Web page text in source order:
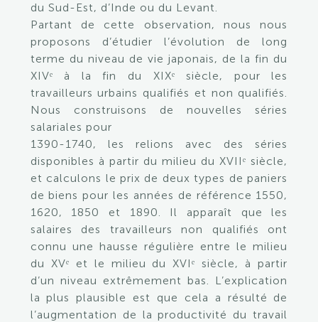
du Sud-Est, d’Inde ou du Levant.
Partant de cette observation, nous nous
proposons d’étudier l’évolution de long
terme du niveau de vie japonais, de la fin du
XIVᵉ à la fin du XIXᵉ siècle, pour les
travailleurs urbains qualifiés et non qualifiés.
Nous construisons de nouvelles séries
salariales pour
1390-1740, les relions avec des séries
disponibles à partir du milieu du XVIIᵉ siècle,
et calculons le prix de deux types de paniers
de biens pour les années de référence 1550,
1620, 1850 et 1890. Il apparaît que les
salaires des travailleurs non qualifiés ont
connu une hausse régulière entre le milieu
du XVᵉ et le milieu du XVIᵉ siècle, à partir
d’un niveau extrêmement bas. L’explication
la plus plausible est que cela a résulté de
l’augmentation de la productivité du travail